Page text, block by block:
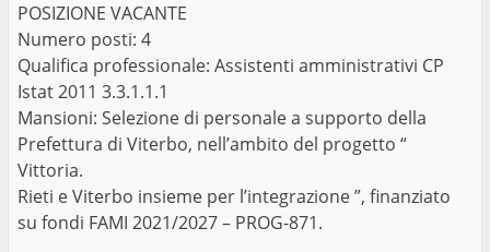
POSIZIONE VACANTE
Numero posti: 4
Qualifica professionale: Assistenti amministrativi CP
Istat 2011 3.3.1.1.1
Mansioni: Selezione di personale a supporto della
Prefettura di Viterbo, nell’ambito del progetto “
Vittoria.
Rieti e Viterbo insieme per l’integrazione ”, finanziato
su fondi FAMI 2021/2027 – PROG-871.